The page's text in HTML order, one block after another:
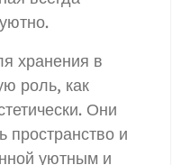
хранения в
роль, как
Они
пространство и
уютным и